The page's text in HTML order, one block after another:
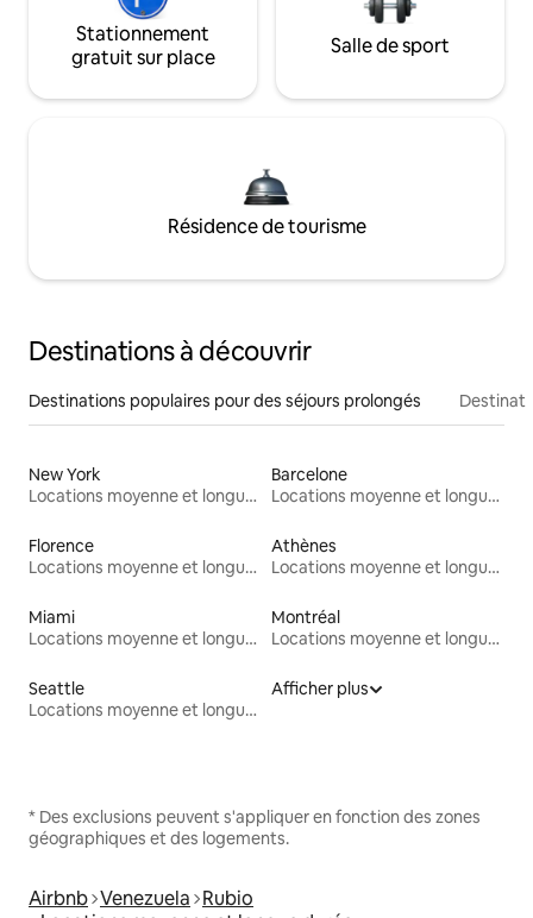
Stationnement
gratuit sur place
Salle de sport
Résidence de tourisme
Destinations à découvrir
Destinations populaires pour des séjours prolongés
New York
Locations moyenne et longue durée
Barcelone
Locations moyenne et longue durée
Florence
Locations moyenne et longue durée
Athènes
Locations moyenne et longue durée
Miami
Locations moyenne et longue durée
Montréal
Locations moyenne et longue durée
Seattle
Locations moyenne et longue durée
Afficher plus
* Des exclusions peuvent s'appliquer en fonction des zones
géographiques et des logements.
Airbnb Venezuela Rubio